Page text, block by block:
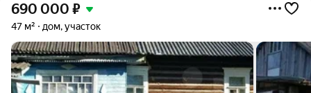
690 000 ₽
47 м² дом, участок